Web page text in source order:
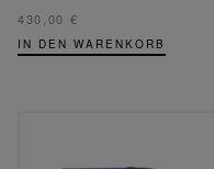
430,00 €
IN DEN WARENKORB